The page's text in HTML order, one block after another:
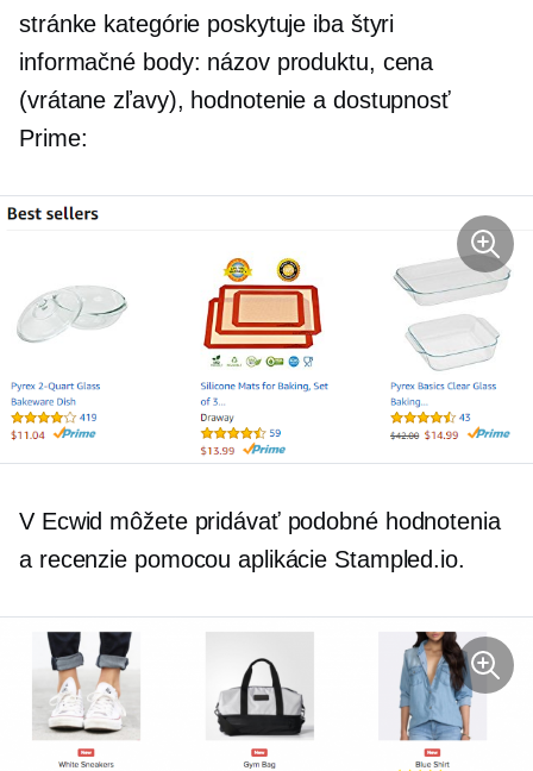
stránke kategórie poskytuje iba štyri
informačné body: názov produktu, cena
(vrátane zľavy), hodnotenie a dostupnosť
Prime:
V Ecwid môžete pridávať podobné hodnotenia
a recenzie pomocou aplikácie Stampled.io.